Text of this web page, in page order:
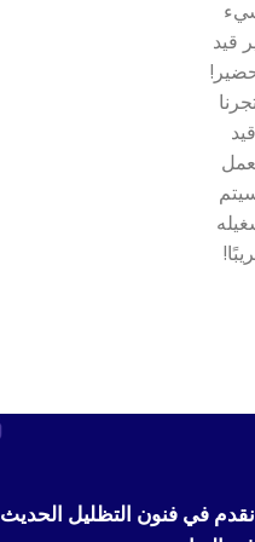
قيد
قيد
نقدم في فنون التظليل الحديث